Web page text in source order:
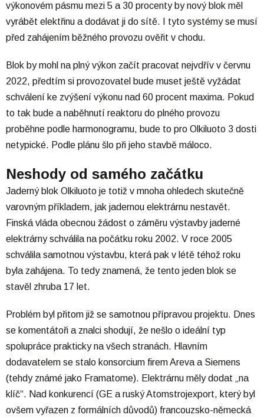
výkonovém pásmu mezi 5 a 30 procenty by nový blok měl
vyrábět elektřinu a dodávat ji do sítě. I tyto systémy se musí
před zahájením běžného provozu ověřit v chodu.
Blok by mohl na plný výkon začít pracovat nejvdřív v červnu
2022, předtím si provozovatel bude muset ještě vyžádat
schválení ke zvýšení výkonu nad 60 procent maxima. Pokud
to tak bude a naběhnutí reaktoru do plného provozu
proběhne podle harmonogramu, bude to pro Olkiluoto 3 dosti
netypické. Podle plánu šlo při jeho stavbě máloco.
Neshody od samého začátku
Jaderný blok Olkiluoto je totiž v mnoha ohledech skutečně
varovným příkladem, jak jadernou elektrárnu nestavět.
Finská vláda obecnou žádost o záměru výstavby jaderné
elektrárny schválila na počátku roku 2002. V roce 2005
schválila samotnou výstavbu, která pak v létě téhož roku
byla zahájena. To tedy znamená, že tento jeden blok se
stavěl zhruba 17 let.
Problém byl přitom již se samotnou přípravou projektu. Dnes
se komentátoři a znalci shodují, že nešlo o ideální typ
spolupráce prakticky na všech stranách. Hlavním
dodavatelem se stalo konsorcium firem Areva a Siemens
(tehdy známé jako Framatome). Elektrárnu měly dodat „na
klíč“. Nad konkurencí (GE a ruský Atomstrojexport, který byl
ovšem vyřazen z formálních důvodů) francouzsko-německá